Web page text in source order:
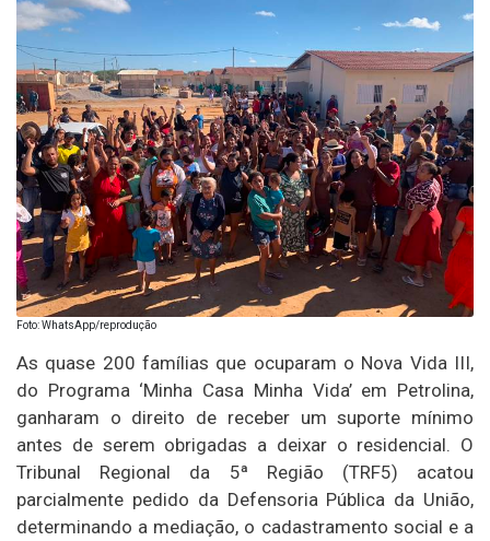
Foto: WhatsApp/reprodução
As quase 200 famílias que ocuparam o Nova Vida III,
do Programa ‘Minha Casa Minha Vida’ em Petrolina,
ganharam o direito de receber um suporte mínimo
antes de serem obrigadas a deixar o residencial. O
Tribunal Regional da 5ª Região (TRF5) acatou
parcialmente pedido da Defensoria Pública da União,
determinando a mediação, o cadastramento social e a